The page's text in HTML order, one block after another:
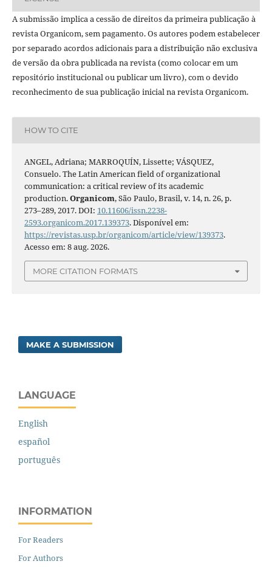
A submissão implica a cessão de direitos da primeira publicação à
revista Organicom, sem pagamento. Os autores podem estabelecer
por separado acordos adicionais para a distribuição não exclusiva
de versão da obra publicada na revista (como colocar em um
repositório institucional ou publicar um livro), com o devido
reconhecimento de sua publicação inicial na revista Organicom.
HOW TO CITE
ANGEL, Adriana; MARROQUÍN, Lissette; VÁSQUEZ,
Consuelo. The Latin American field of organizational
communication: a critical review of its academic
production.Organicom, São Paulo, Brasil, v. 14, n. 26, p.
273–289, 2017. DOI: 10.11606/issn.2238-
2593.organicom.2017.139373. Disponível em:
https://revistas.usp.br/organicom/article/view/139373.
Acesso em: 8 aug. 2026.
MORE CITATION FORMATS
MAKE A SUBMISSION
LANGUAGE
English
español
português
INFORMATION
For Readers
For Authors